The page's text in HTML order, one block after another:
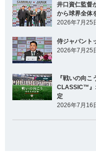
井口資仁監督
から球界全体
2026年7月25
侍ジャパント
2026年7月25
『戦いの向
CLASSIC™』
定
2026年7月16